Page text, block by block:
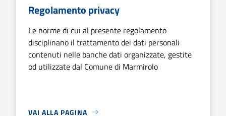
Regolamento privacy
Le norme di cui al presente regolamento
disciplinano il trattamento dei dati personali
contenuti nelle banche dati organizzate, gestite
od utilizzate dal Comune di Marmirolo
VAI ALLA PAGINA